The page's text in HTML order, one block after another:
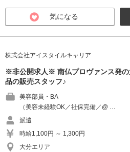
気になる
株式会社アイスタイルキャリア
※非公開求人※ 南仏プロヴァンス発の
品の販売スタッフ♪
美容部員・BA
（美容未経験OK／社保完備／@ …
派遣
時給1,100円 ～ 1,300円
大分エリア